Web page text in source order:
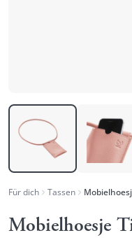
Für dich Tassen
Mobielhoesje